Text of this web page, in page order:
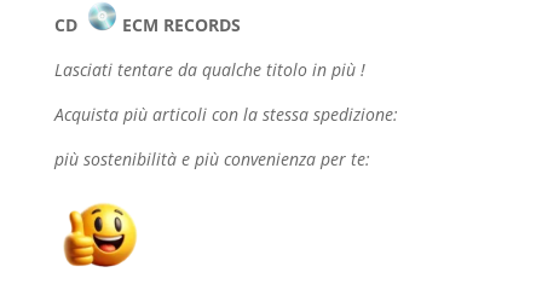
CD
ECM RECORDS
Lasciati tentare da qualche titolo in più !
Acquista più articoli con la stessa spedizione:
più sostenibilità e più convenienza per te: